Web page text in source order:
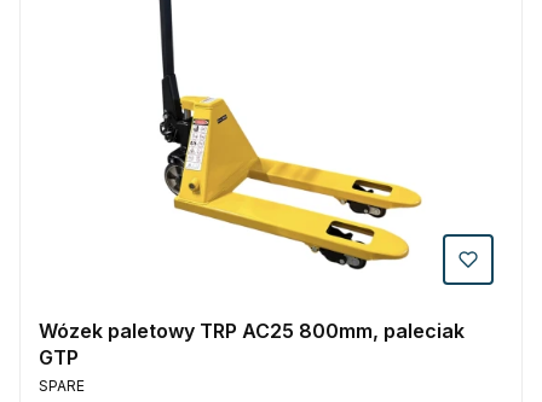
Wózek paletowy TRP AC25 800mm, paleciak
GTP
PRODUCENT
SPARE